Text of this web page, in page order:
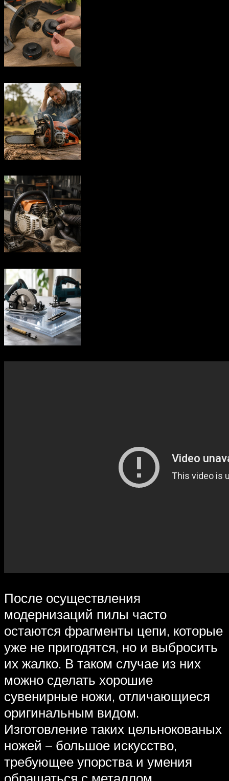
После осуществления
модернизаций пилы часто
остаются фрагменты цепи, которые
уже не пригодятся, но и выбросить
их жалко. В таком случае из них
можно сделать хорошие
сувенирные ножи, отличающиеся
оригинальным видом.
Изготовление таких цельнокованых
ножей – большое искусство,
требующее упорства и умения